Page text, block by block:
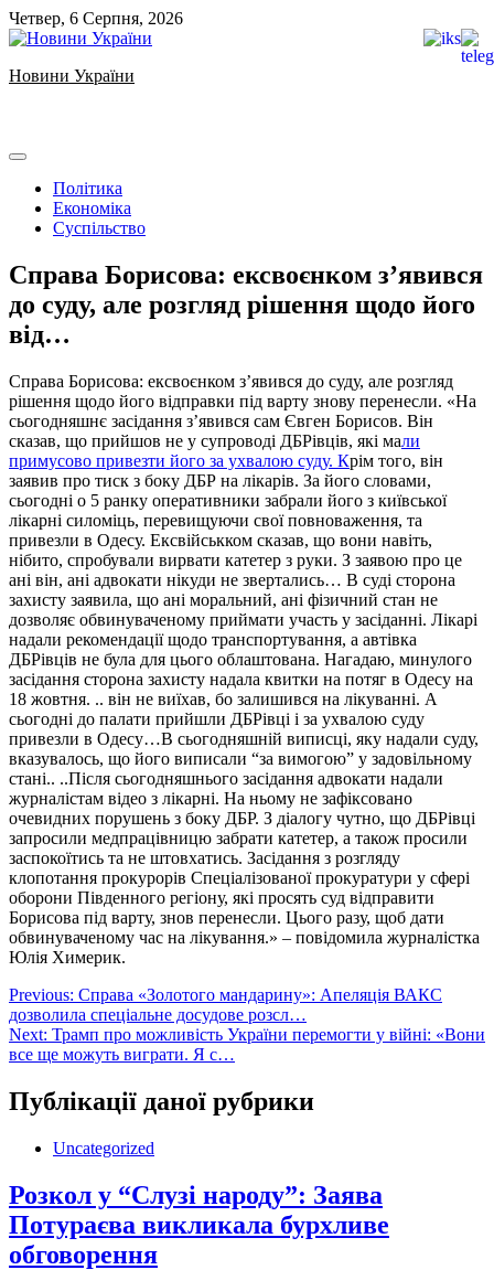
Skip
to
Четвер, 6 Серпня, 2026
Новини України
Політика
Економіка
Суспільство
️Справа Борисова: ексвоєнком з’явився
до суду, але розгляд рішення щодо його
від…
️Справа Борисова: ексвоєнком з’явився до суду, але розгляд
рішення щодо його відправки під варту знову перенесли. «На
сьогодняшнє засідання з’явився сам Євген Борисов. Він
сказав, що прийшов не у супроводі ДБРівців, які мали
примусово привезти його за ухвалою суду. Крім того, він
заявив про тиск з боку ДБР на лікарів. За його словами,
сьогодні о 5 ранку оперативники забрали його з київської
лікарні силоміць, перевищуючи свої повноваження, та
привезли в Одесу. Ексвійськком сказав, що вони навіть,
нібито, спробували вирвати катетер з руки. З заявою про це
ані він, ані адвокати нікуди не звертались… В суді сторона
захисту заявила, що ані моральний, ані фізичний стан не
дозволяє обвинуваченому приймати участь у засіданні. Лікарі
надали рекомендації щодо транспортування, а автівка
ДБРівців не була для цього облаштована. Нагадаю, минулого
засідання сторона захисту надала квитки на потяг в Одесу на
18 жовтня. .. він не виїхав, бо залишився на лікуванні. А
сьогодні до палати прийшли ДБРівці і за ухвалою суду
привезли в Одесу…В сьогодняшній виписці, яку надали суду,
вказувалось, що його виписали “за вимогою” у задовільному
стані.. ..Після сьогодняшнього засідання адвокати надали
журналістам відео з лікарні. На ньому не зафіксовано
очевидних порушень з боку ДБР. З діалогу чутно, що ДБРівці
запросили медпрацівницю забрати катетер, а також просили
заспокоїтись та не штовхатись. Засідання з розгляду
клопотання прокурорів Спеціалізованої прокуратури у сфері
оборони Південного регіону, які просять суд відправити
Борисова під варту, знов перенесли. Цього разу, щоб дати
обвинуваченому час на лікування.» – повідомила журналістка
Юлія Химерик.
Навігація
записів
Previous: ️️Справа «Золотого мандарину»: Апеляція ВАКС
дозволила спеціальне досудове розсл…
Next: Трамп про можливість України перемогти у війні: «Вони
все ще можуть виграти. Я с…
Публікації даної рубрики
Uncategorized
Розкол у “Слузі народу”: Заява
Потураєва викликала бурхливе
обговорення